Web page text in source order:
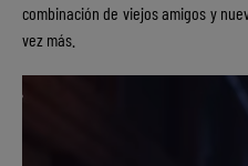
combinación de viejos amigos y
vez más.